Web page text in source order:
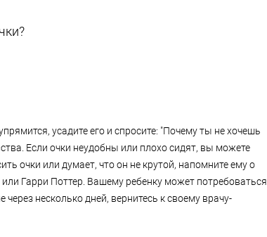
усадите его и спросите: "Почему ты не хочешь
Если очки неудобны или плохо сидят, вы можете
очки или думает, что он не крутой, напомните ему о
Гарри Поттер. Вашему ребенку может потребоваться
несколько дней, вернитесь к своему врачу-